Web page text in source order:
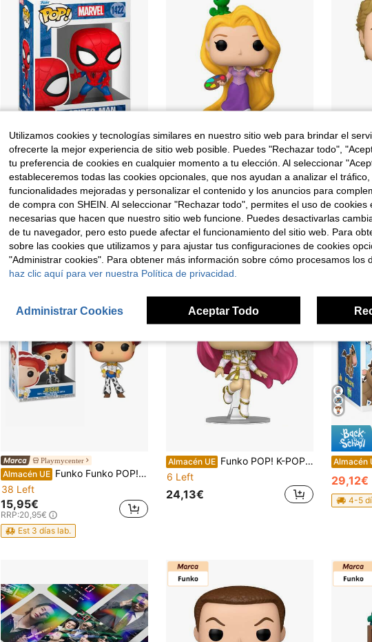
Ahorro de 0,69€
Almacén UE -3% | Figura Pop Classics - Funko Pop Coleccionable De Edición Limitada - Funko Pop Diseño Detallado Y Realista Figura Pop Classics - Funko Pop Ideal Para Regalo - Funko Pop Gran Variedad De Personajes - Envío GRATIS ✅ Entrega 24/48H A España (Península)
20,92€ 21,61€
RRP:44,28€
4-5 días hábiles
Almacén UE -5% Funko Pop! Ultimate Princess Rapunzel - Licencia Oficial - Funko nº 1018 -Figura de Vinilo Coleccionable - Movies Fans - Figura de colección para Fans y Coleccionistas, Ideal como Regalo o Pieza de Exhibición - ✅Envío 48-72 Horas
34 Left
17,05€ 17,95€
RRP:21,95€
Almacén
3 Left
16,99€
Playmycenter
Almacén UE Funko Funko POP! 4 - JESSIE, 37393, Nº526, PRODUCTO CON LICENCIA OFICIAL, ENVIO 24-48 HORAS PENÍNSULA, FIGURA, CABEZÓN, MUÑECO, JUGUETES, 100% ORIGINAL, , VAQUERA, MOVIE, COWBOY, SOMBRERO
38 Left
15,95€
RRP:20,95€
Est 3 días lab.
Almacén UE Funko POP! K-POP Demon Hunters Mira Golden - Figuras Funko de películas y series con detalles auténticos y realistas. Perfectas para coleccionistas y fans de todas las edades. Materiales duraderos que garantizan calidad y acabado premium. Diseños fieles a personajes icónicos de cine y televisión. Ideales para exposición, regalo o ampliar tu colección de Funko.
6 Left
24,13€
Almacén
29,12€
4-5
Utilizamos cookies y tecnologías similares en nuestro sitio web para brindar el
ofrecerte la mejor experiencia de sitio web posible. Puedes "Rechazar todo",
tu preferencia de cookies en cualquier momento a tu elección. Al seleccionar
estableceremos todas las cookies opcionales, que nos ayudan a analizar el
funcionalidades mejoradas y personalizar el contenido y los anuncios para
de compra con SHEIN. Al seleccionar "Rechazar todo", permites el uso de cookies
necesarias que hacen que nuestro sitio web funcione. Puedes desactivarlas
de tu navegador, pero esto puede afectar el funcionamiento del sitio web. Para
sobre las cookies que utilizamos y para ajustar tus configuraciones de cookies
"Administrar cookies". Para obtener más información sobre cómo procesamos los
haz clic aquí para ver nuestra Política de privacidad.
Administrar Cookies Aceptar Todo